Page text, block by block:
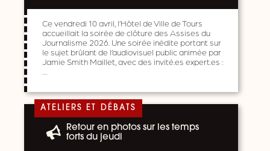
Ce vendredi 10 avril, l’Hôtel de Ville de Tours
accueillait la soirée de clôture des Assises du
Journalisme 2026. Une soirée inédite portant sur
le sujet brûlant de l’audiovisuel public animée par
Jamie Smith Maillet, avec des invité.es expert.es :
ATELIERS ET DÉBATS
Retour en photos sur les temps
forts du jeudi